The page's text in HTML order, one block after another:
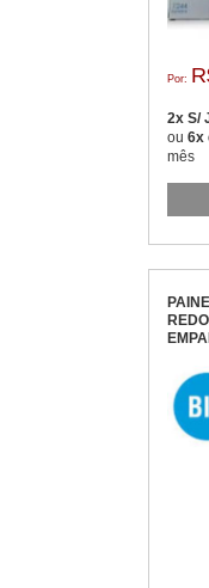
Por:
2x S/
ou 6x
mês